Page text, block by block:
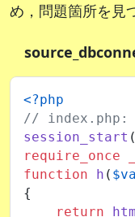
め，問題箇所を見
<?php
// index.php:
session_start
require_once
function
h (
{
return